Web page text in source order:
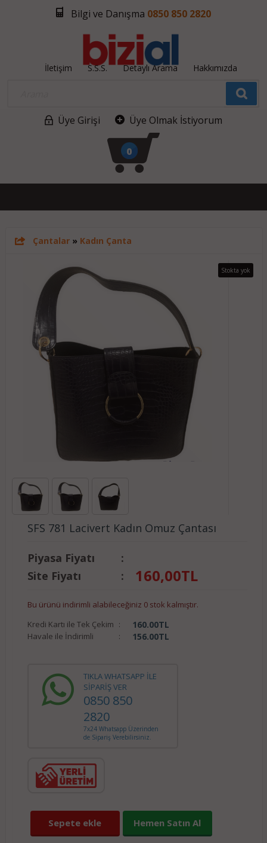
Bilgi ve Danışma 0850 850 2820
İletişim S.S.S. Detaylı Arama Hakkımızda
Üye Girişi Üye Olmak İstiyorum
0
Çantalar» Kadın Çanta
Stokta yok
SFS 781 Lacivert Kadın Omuz Çantası
Piyasa Fiyatı
:
Site Fiyatı
: 160,00TL
Bu ürünü indirimli alabileceğiniz 0 stok kalmıştır.
Kredi Kartı ile Tek Çekim : 160.00TL
Havale ile İndirimli : 156.00TL
TIKLA WHATSAPP İLE
SİPARİŞ VER
0850 850
2820
7x24 Whatsapp Üzerinden
de Sipariş Verebilirsiniz.
Sepete ekle Hemen Satın Al